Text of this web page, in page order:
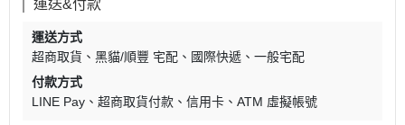
運送&付款
運送方式
超商取貨
黑貓/順豐 宅配 國際快遞
一般宅配
付款方式
LINE Pay
超商取貨付款 信用卡 ATM 虛擬帳號